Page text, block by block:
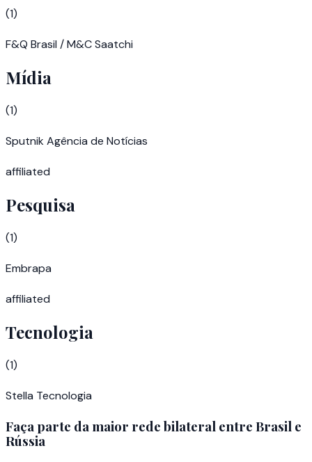
(1)
F&Q Brasil / M&C Saatchi
Mídia
(1)
Sputnik Agência de Notícias
affiliated
Pesquisa
(1)
Embrapa
affiliated
Tecnologia
(1)
Stella Tecnologia
Faça parte da maior rede bilateral entre Brasil e
Rússia